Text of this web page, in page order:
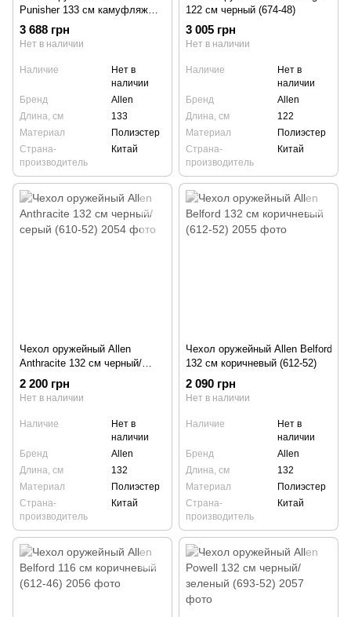
Punisher 133 см камуфляж
Realtree (948-52)
3 688 грн
Нет в наличии
Наличие
Нет в
наличии
Бренд
Allen
Длина, см
133
Материал
Полиэстер
Страна-
производитель
Китай
122 см черный (674-48)
3 005 грн
Нет в наличии
Наличие
Нет в
наличии
Бренд
Allen
Длина, см
122
Материал
Полиэстер
Страна-
производитель
Китай
Чехол оружейный Allen
Anthracite 132 см черный/
серый (610-52)
2 200 грн
Нет в наличии
Наличие
Нет в
наличии
Бренд
Allen
Длина, см
132
Материал
Полиэстер
Страна-
производитель
Китай
Чехол оружейный Allen Belford
132 см коричневый (612-52)
2 090 грн
Нет в наличии
Наличие
Нет в
наличии
Бренд
Allen
Длина, см
132
Материал
Полиэстер
Страна-
производитель
Китай